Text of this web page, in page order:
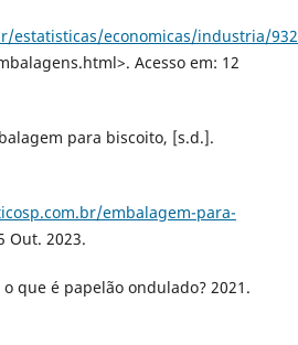
estatisticas/economicas/industria/
Acesso em: 12
para biscoito, [s.d.].
embalagem-para-
Out. 2023.
que é papelão ondulado? 2021.